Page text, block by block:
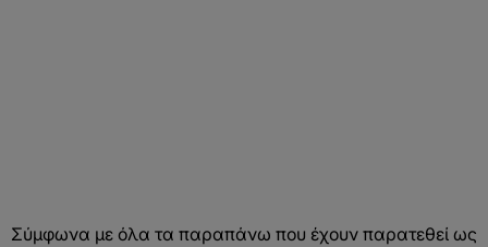
Σύμφωνα με όλα τα παραπάνω που έχουν παρατεθεί ως